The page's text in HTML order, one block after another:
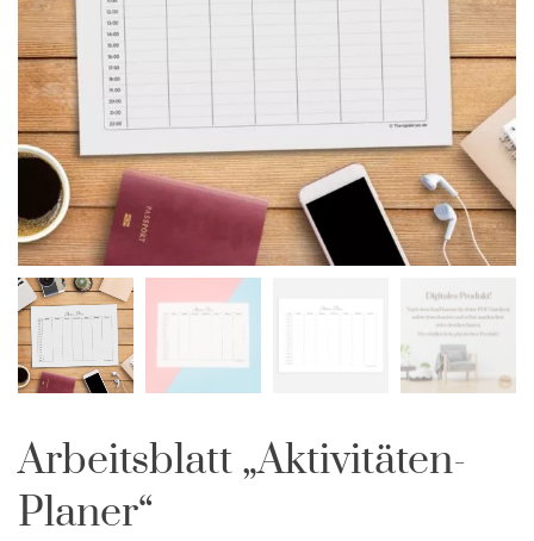
Arbeitsblatt „Aktivitäten-
Planer“